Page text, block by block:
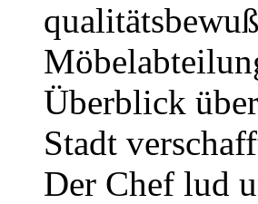
Überblick
Stadt
Der Chef lud